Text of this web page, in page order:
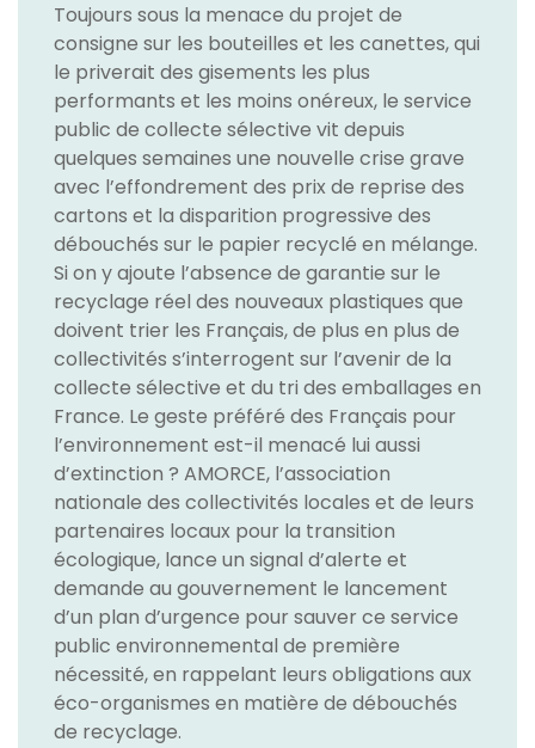
Toujours sous la menace du projet de
consigne sur les bouteilles et les canettes, qui
le priverait des gisements les plus
performants et les moins onéreux, le service
public de collecte sélective vit depuis
quelques semaines une nouvelle crise grave
avec l’effondrement des prix de reprise des
cartons et la disparition progressive des
débouchés sur le papier recyclé en mélange.
Si on y ajoute l’absence de garantie sur le
recyclage réel des nouveaux plastiques que
doivent trier les Français, de plus en plus de
collectivités s’interrogent sur l’avenir de la
collecte sélective et du tri des emballages en
France. Le geste préféré des Français pour
l’environnement est-il menacé lui aussi
d’extinction ? AMORCE, l’association
nationale des collectivités locales et de leurs
partenaires locaux pour la transition
écologique, lance un signal d’alerte et
demande au gouvernement le lancement
d’un plan d’urgence pour sauver ce service
public environnemental de première
nécessité, en rappelant leurs obligations aux
éco-organismes en matière de débouchés
de recyclage.